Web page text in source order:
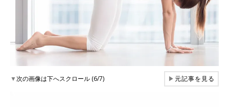
▼次の画像は下へスクロール (6/7) ▶元記事を見る